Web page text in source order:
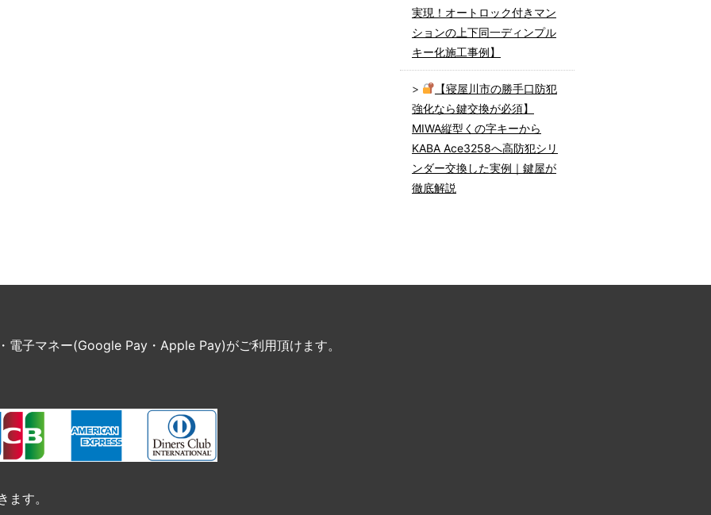
実現！オートロック付きマン
ションの上下同一ディンプル
キー化施工事例】
【寝屋川市の勝手口防犯
強化なら鍵交換が必須】
MIWA縦型くの字キーから
KABA Ace3258へ高防犯シリ
ンダー交換した実例｜鍵屋が
徹底解説
電子マネー(Google Pay・Apple Pay)がご利用頂けます。
す。